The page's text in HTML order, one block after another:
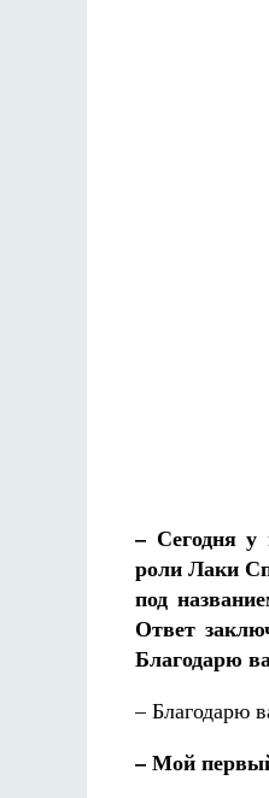
– Сегодня у
роли Лаки
под
Ответ
Благодарю
– Благодарю
–Мой